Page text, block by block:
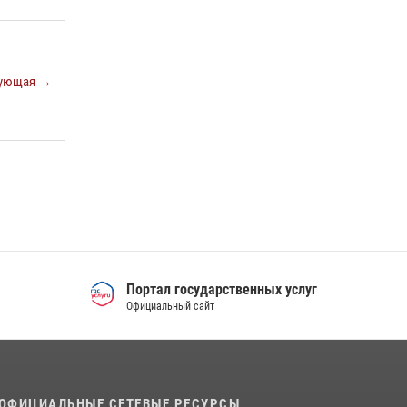
→
Портал государственных услуг
Официальный сайт